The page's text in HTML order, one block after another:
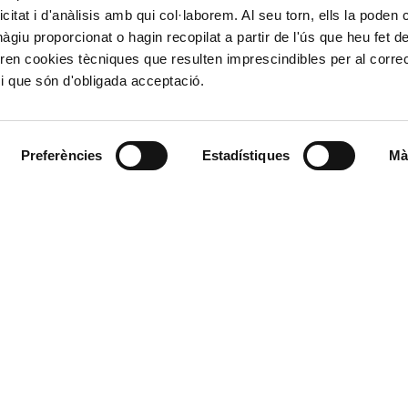
i d'anàlisis amb qui col·laborem. Al seu torn, ells la poden
proporcionat o hagin recopilat a partir de l'ús que heu fet
cookies tècniques que resulten imprescindibles per al
que són d'obligada acceptació.
Preferències Estadístiques
963 939 500
900 859 573*
Puertos del
Derecho de
Canal Ético
Canal Externo AIPI